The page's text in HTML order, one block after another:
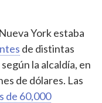
York estaba
de distintas
la alcaldía, en
de dólares. Las
de 60,000